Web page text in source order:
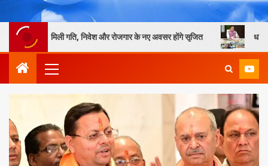
गति, निवेश और रोजगार के नए अवसर होंगे सृजित धामी सरकार की सख्ती